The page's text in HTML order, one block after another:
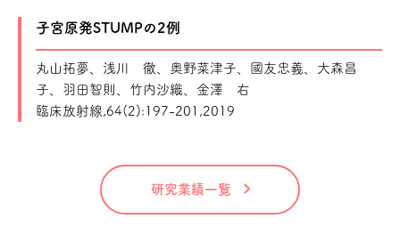
子宮原発STUMPの2例
丸山拓夢、浅川 徹、奥野菜津子、國友忠義、大森昌
子、羽田智則、竹内沙織、金澤 右
臨床放射線,64(2):197-201,2019
研究業績一覧